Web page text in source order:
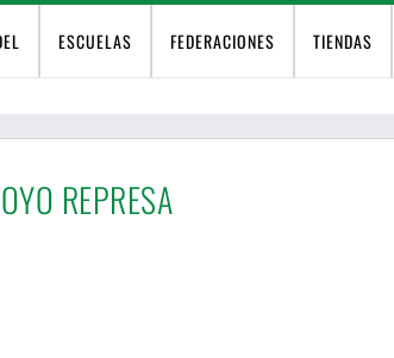
ESCUELAS FEDERACIONES TIENDAS
REPRESA